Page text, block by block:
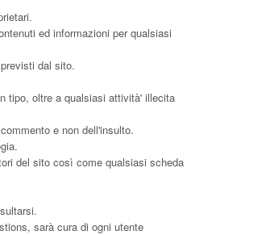
ed informazioni per qualsiasi
dal sito.
tipo, oltre a qualsiasi attività' illecita
e non dell'insulto.
del sito così come qualsiasi scheda
, sarà cura di ogni utente